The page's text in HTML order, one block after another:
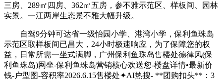
三房、289㎡四房、362㎡五房，参不雅示范区、样板间、园林
实景。一江两岸生态景不雅大幅升级。
自驾9分钟可达省一级怡园小学、港湾小学，保利鱼珠岛
示范区取样板间已昌大，24小时极速响应，为了保障您的权
益，日常所需一坐式满脚，广州保利鱼珠岛售楼处德律风(保
利鱼珠岛)网坐-保利鱼珠岛营销核心欢送您-楼盘详情•最新价
钱-户型图-容积率2026.6.15售楼处✦AI热搜- **团购扣头**：3